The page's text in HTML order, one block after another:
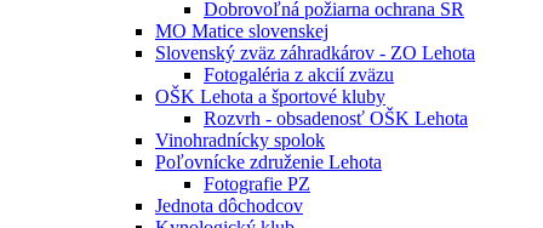
Dobrovoľná požiarna ochrana SR
MO Matice slovenskej
Slovenský zväz záhradkárov - ZO Lehota
Fotogaléria z akcií zväzu
OŠK Lehota a športové kluby
Rozvrh - obsadenosť OŠK Lehota
Vinohradnícky spolok
Poľovnícke združenie Lehota
Fotografie PZ
Jednota dôchodcov